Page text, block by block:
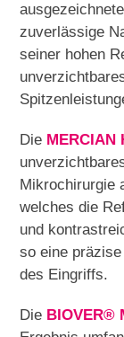
zuverlässige
seiner hohen
Die MERCIAN
Mikrochirurgie
welches die
und
so eine
des Eingriffs.
Die BIOVER®